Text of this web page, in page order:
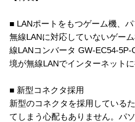
■ LANポートをもつゲーム機、
無線LANに対応していないゲー
線LANコンバータ GW-EC54-
境が無線LANでインターネット
■ 新型コネクタ採用
新型のコネクタを採用している
てしまう心配もありません。パ